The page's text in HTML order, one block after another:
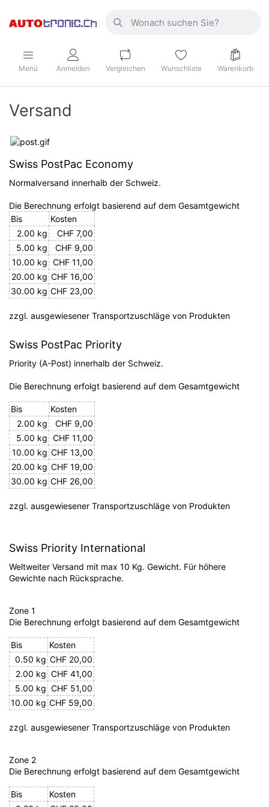
Menü Anmelden Vergleichen Wunschliste Warenkorb
Versand
Swiss PostPac Economy
Normalversand innerhalb der Schweiz.
Die Berechnung erfolgt basierend auf dem Gesamtgewicht
Bis
Kosten
2.00 kg
CHF 7,00
5.00 kg
CHF 9,00
10.00 kg CHF 11,00
20.00 kg CHF 16,00
30.00 kg CHF 23,00
zzgl. ausgewiesener Transportzuschläge von Produkten
Swiss PostPac Priority
Priority (A-Post) innerhalb der Schweiz.
Die Berechnung erfolgt basierend auf dem Gesamtgewicht
Bis
Kosten
2.00 kg
CHF 9,00
5.00 kg CHF 11,00
10.00 kg CHF 13,00
20.00 kg CHF 19,00
30.00 kg CHF 26,00
zzgl. ausgewiesener Transportzuschläge von Produkten
Swiss Priority International
Weltweiter Versand mit max 10 Kg. Gewicht. Für höhere
Gewichte nach Rücksprache.
Zone 1
Die Berechnung erfolgt basierend auf dem Gesamtgewicht
Bis
Kosten
0.50 kg CHF 20,00
2.00 kg CHF 41,00
5.00 kg CHF 51,00
10.00 kg CHF 59,00
zzgl. ausgewiesener Transportzuschläge von Produkten
Zone 2
Die Berechnung erfolgt basierend auf dem Gesamtgewicht
Bis
Kosten